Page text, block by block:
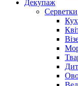
Декупаж
Серветки